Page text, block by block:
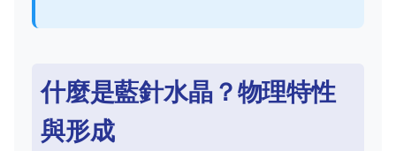
什麼是藍針水晶？物理特性
與形成